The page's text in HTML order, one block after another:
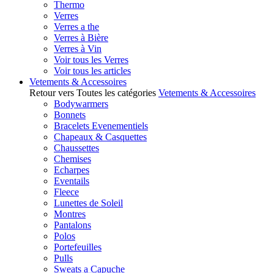
Thermo
Verres
Verres a the
Verres à Bière
Verres à Vin
Voir tous les Verres
Voir tous les articles
Vetements & Accessoires
Retour vers Toutes les catégories Vetements & Accessoires
Bodywarmers
Bonnets
Bracelets Evenementiels
Chapeaux & Casquettes
Chaussettes
Chemises
Echarpes
Eventails
Fleece
Lunettes de Soleil
Montres
Pantalons
Polos
Portefeuilles
Pulls
Sweats a Capuche